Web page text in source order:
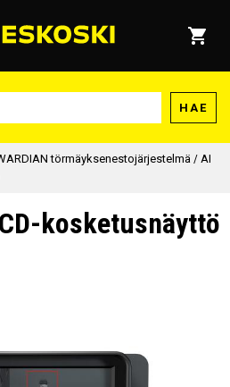
HAE
törmäyksenestojärjestelmä / AI
kosketusnäyttö